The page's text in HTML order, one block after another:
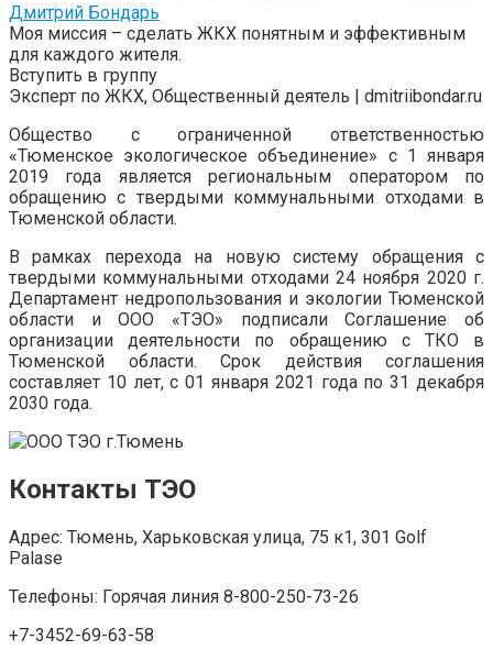
Дмитрий Бондарь
Моя миссия – сделать ЖКХ понятным и эффективным
для каждого жителя.
Вступить в группу
Эксперт по ЖКХ, Общественный деятель | dmitriibondar.ru
Общество с ограниченной ответственностью
«Тюменское экологическое объединение» с 1 января
2019 года является региональным оператором по
обращению с твердыми коммунальными отходами в
Тюменской области.
В рамках перехода на новую систему обращения с
твердыми коммунальными отходами 24 ноября 2020 г.
Департамент недропользования и экологии Тюменской
области и ООО «ТЭО» подписали Соглашение об
организации деятельности по обращению с ТКО в
Тюменской области. Срок действия соглашения
составляет 10 лет, с 01 января 2021 года по 31 декабря
2030 года.
Контакты ТЭО
Адрес: Тюмень, Харьковская улица, 75 к1, 301 Golf
Palase
Телефоны: Горячая линия 8-800-250-73-26
+7-3452-69-63-58